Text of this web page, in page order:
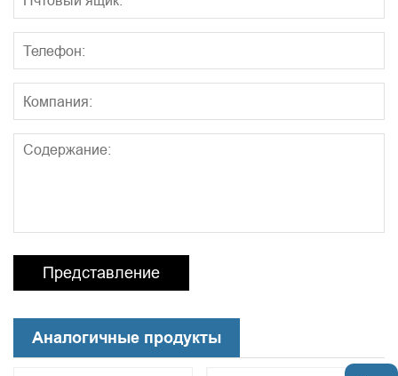
Представление
Аналогичные продукты